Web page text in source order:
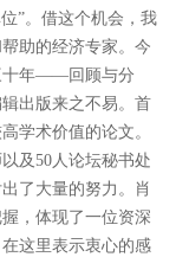
”。借这个机会，我
助的经济专家。今
十年——回顾与分
出版来之不易。首
学术价值的论文。
及50人论坛秘书处
了大量的努力。肖
，体现了一位资深
这里表示衷心的感